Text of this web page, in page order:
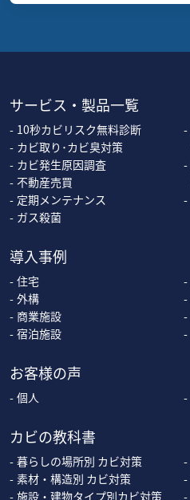
サービス・製品一覧
10秒カビリスク無料診断
カビ取り･カビ臭対策
カビ発生原因調査
不動産売買
定期メンテナンス
ガス殺菌
お客様の声
個人
導入事例
住宅
外構
商業施設
宿泊施設
カビの教科書
暮らしの場所別 カビ対策
素材・構造別 カビ対策
施設・建物タイプ別カビ対策